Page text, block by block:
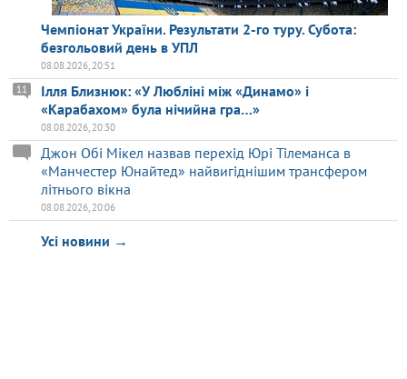
Чемпіонат України. Результати 2-го туру. Субота:
безгольовий день в УПЛ
08.08.2026, 20:51
Ілля Близнюк: «У Любліні між «Динамо» і
«Карабахом» була нічийна гра…»
11
08.08.2026, 20:30
Джон Обі Мікел назвав перехід Юрі Тілеманса в
«Манчестер Юнайтед» найвигіднішим трансфером
літнього вікна
08.08.2026, 20:06
Усі новини →